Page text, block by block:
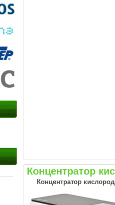
Концентратор
Концентратор